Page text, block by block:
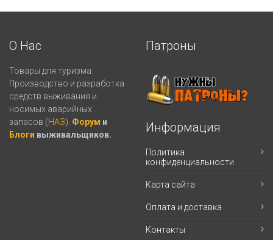
О Нас
Товары для туризма.
Производство и разработка
средств выживания и
носимых аварийных
запасов (НАЗ). Форум и
Блоги выживальщиков.
Патроны
Информация
Политика
конфиденциальности
Карта сайта
Оплата и доставка
Контакты